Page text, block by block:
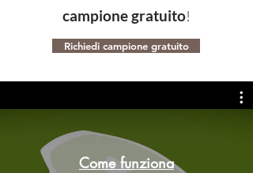
campione gratuito!
Richiedi campione gratuito
Come funziona